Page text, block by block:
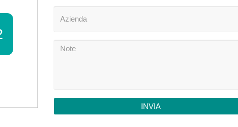
INVIA